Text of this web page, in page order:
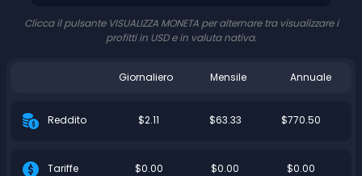
Clicca il pulsante VISUALIZZA MONETA per alternare tra visualizzare i
profitti in USD e in valuta nativa.
Giornaliero Mensile Annuale
Reddito $2.11 $63.33 $770.50
Tariffe
$0.00 $0.00 $0.00